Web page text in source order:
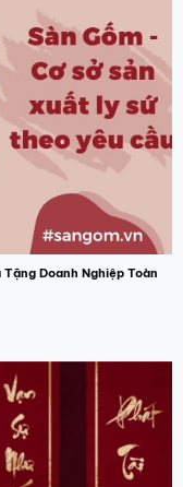
Doanh Nghiệp Toàn